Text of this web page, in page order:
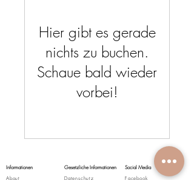
Hier gibt es gerade
nichts zu buchen.
Schaue bald wieder
vorbei!
Informationen
About
Gesetzliche Informationen
Datenschutz
Social Media
Facebook